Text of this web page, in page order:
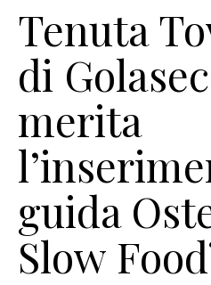
Tenuta
di
merita
guida
Slow